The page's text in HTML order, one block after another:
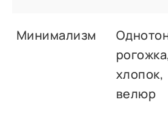
Минимализм
хлопок,
велюр